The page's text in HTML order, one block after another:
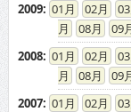
2009: 01 02 03
08
09
2008: 01 02 03
08
09
2007: 01 02 03